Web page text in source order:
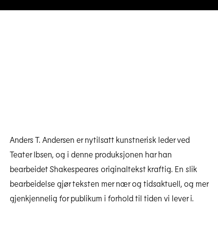
Anders T. Andersen er nytilsatt kunstnerisk leder ved
Teater Ibsen, og i denne produksjonen har han
bearbeidet Shakespeares originaltekst kraftig. En slik
bearbeidelse gjør teksten mer nær og tidsaktuell, og mer
gjenkjennelig for publikum i forhold til tiden vi lever i.